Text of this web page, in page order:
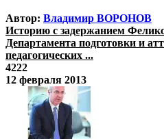
Автор: Владимир ВОРОНОВ
Историю с задержанием
Департамента подготовки и
педагогических ...
4222
12 февраля 2013